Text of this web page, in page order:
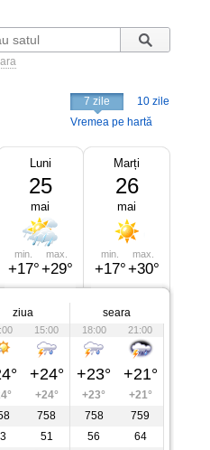
7 zile
10 zile
Vremea pe hartă
Luni
25
mai
min.
+17°
max.
+29°
Marți
26
mai
min.
+17°
max.
+30°
ziua seara
15:00 18:00 21:00
+24° +23° +21°
+24° +23°
+21°
758 758
759
51 56
64